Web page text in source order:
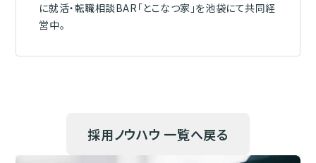
に就活・転職相談BAR「とこなつ家」を池袋にて共同経
営中。
採用ノウハウ 一覧へ戻る